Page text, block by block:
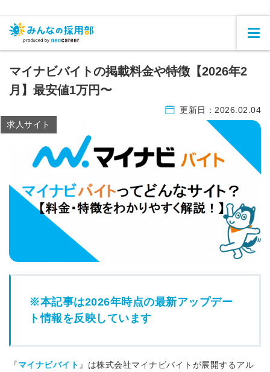
マイナビバイトの掲載料金や特徴【2026年2
月】最安値1万円〜
更新日： 2026.02.04
求人サイト
※本記事は2026年時点の最新アップデー
ト情報を反映しています
『マイナビバイト 』は株式会社マイナビバイトが展開するアル